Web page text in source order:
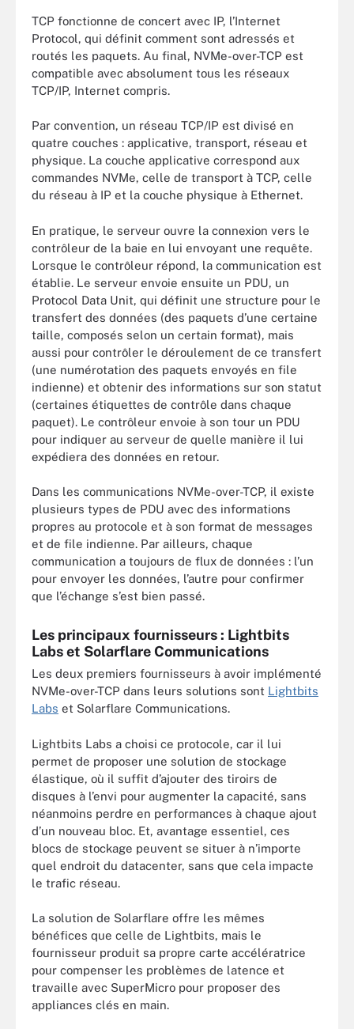
TCP fonctionne de concert avec IP, l’Internet
Protocol, qui définit comment sont adressés et
routés les paquets. Au final, NVMe-over-TCP est
compatible avec absolument tous les réseaux
TCP/IP, Internet compris.
Par convention, un réseau TCP/IP est divisé en
quatre couches : applicative, transport, réseau et
physique. La couche applicative correspond aux
commandes NVMe, celle de transport à TCP, celle
du réseau à IP et la couche physique à Ethernet.
En pratique, le serveur ouvre la connexion vers le
contrôleur de la baie en lui envoyant une requête.
Lorsque le contrôleur répond, la communication est
établie. Le serveur envoie ensuite un PDU, un
Protocol Data Unit, qui définit une structure pour le
transfert des données (des paquets d’une certaine
taille, composés selon un certain format), mais
aussi pour contrôler le déroulement de ce transfert
(une numérotation des paquets envoyés en file
indienne) et obtenir des informations sur son statut
(certaines étiquettes de contrôle dans chaque
paquet). Le contrôleur envoie à son tour un PDU
pour indiquer au serveur de quelle manière il lui
expédiera des données en retour.
Dans les communications NVMe-over-TCP, il existe
plusieurs types de PDU avec des informations
propres au protocole et à son format de messages
et de file indienne. Par ailleurs, chaque
communication a toujours de flux de données : l’un
pour envoyer les données, l’autre pour confirmer
que l’échange s’est bien passé.
Les principaux fournisseurs : Lightbits
Labs et Solarflare Communications
Les deux premiers fournisseurs à avoir implémenté
NVMe-over-TCP dans leurs solutions sont Lightbits
Labs et Solarflare Communications.
Lightbits Labs a choisi ce protocole, car il lui
permet de proposer une solution de stockage
élastique, où il suffit d’ajouter des tiroirs de
disques à l’envi pour augmenter la capacité, sans
néanmoins perdre en performances à chaque ajout
d’un nouveau bloc. Et, avantage essentiel, ces
blocs de stockage peuvent se situer à n’importe
quel endroit du datacenter, sans que cela impacte
le trafic réseau.
La solution de Solarflare offre les mêmes
bénéfices que celle de Lightbits, mais le
fournisseur produit sa propre carte accélératrice
pour compenser les problèmes de latence et
travaille avec SuperMicro pour proposer des
appliances clés en main.